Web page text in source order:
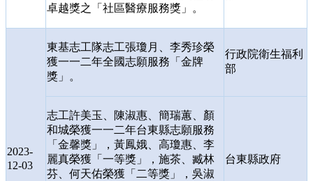
卓越獎之「社區醫療服務獎」。
2023-
12-03
東基志工隊志工張瓊月、李秀珍榮
獲一一二年全國志願服務「金牌
獎」。
行政院衛生福利
部
志工許美玉、陳淑惠、簡瑞蕙、顏
和城榮獲一一二年台東縣志願服務
「金馨獎」，黃鳳娥、高瓊惠、李
麗真榮獲「一等獎」，施茶、臧林
芬、何天佑榮獲「二等獎」，吳淑
台東縣政府